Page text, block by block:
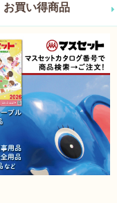
お買い得商品